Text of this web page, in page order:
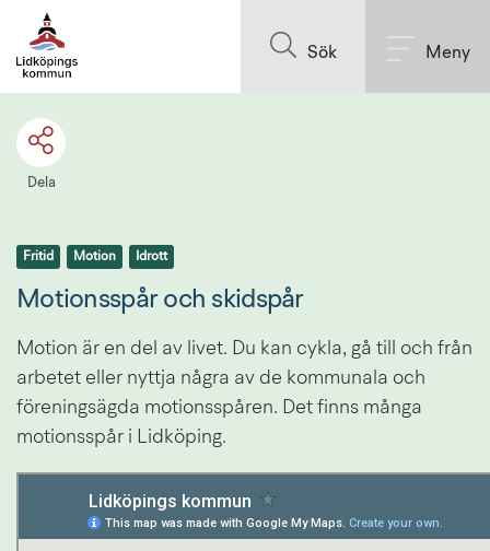
Sök Meny
Dela
Fritid Motion Idrott
Motionsspår och skidspår
Motion är en del av livet. Du kan cykla, gå till och från
arbetet eller nyttja några av de kommunala och
föreningsägda motionsspåren. Det finns många
motionsspår i Lidköping.